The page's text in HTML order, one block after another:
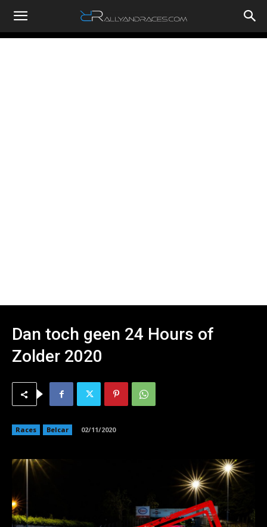
RallyandRaces.com
Dan toch geen 24 Hours of
Zolder 2020
Races Belcar 02/11/2020